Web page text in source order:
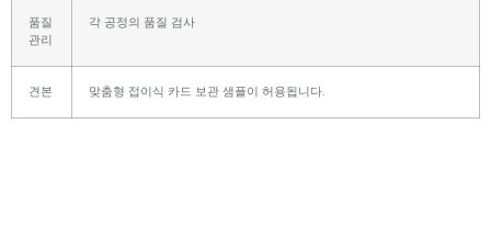
품질
관리
각 공정의 품질 검사
견본 맞춤형 접이식 카드 보관 샘플이 허용됩니다.